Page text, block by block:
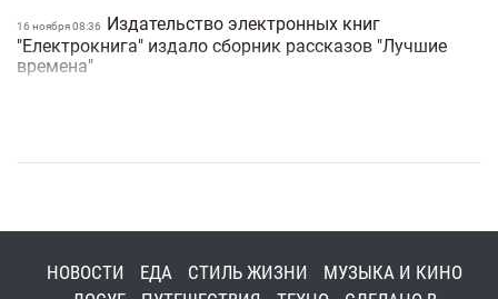
16 ноября 08:36
Издательство электронных книг
"Електрокнига" издало сборник рассказов "Лучшие
времена"
30 октября 11:00 Известный кофейный эксперт выпустил
09 октября 13:00 Во вторник в Киеве состоится презентация
НОВОСТИ ЕДА СТИЛЬ ЖИЗНИ
МУЗЫКА И КИНО